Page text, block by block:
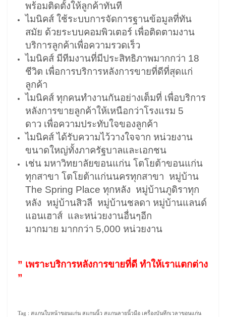
พร้อมติดตั้งให้ลูกค้าทันที
ไมนิคส์ ใช้ระบบการจัดการฐานข้อมูลที่ทัน
สมัย ด้วยระบบคอมพิวเตอร์ เพื่อติดตามงาน
บริการลูกค้าเพื่อความรวดเร็ว
ไมนิคส์ มีทีมงานที่มีประสิทธิภาพมากกว่า 18
ชีวิต เพื่อการบริการหลังการขายที่ดีที่สุดแก่
ลูกค้า
ไมนิคส์ ทุกคนทำงานกันอย่างเต็มที่ เพื่อบริการ
หลังการขายลูกค้าให้เหนือกว่าโรงแรม 5
ดาว เพื่อความประทับใจของลูกค้า
ไมนิคส์ ได้รับความไว้วางใจจาก หน่วยงาน
ขนาดใหญ่ทั้งภาครัฐบาลและเอกชน
เช่น มหาวิทยาลัยขอนแก่น โตโยต้าขอนแก่น
ทุกสาขา โตโยต้าแก่นนครทุกสาขา หมู่บ้าน
The Spring Place ทุกหลัง หมู่บ้านภูดิราทุก
หลัง หมู่บ้านสิวลี หมู่บ้านชลดา หมู่บ้านแลนด์
แอนเฮาส์ และหน่วยงานอื่นๆอีก
มากมาย มากกว่า 5,000 หน่วยงาน
” เพราะบริการหลังการขายที่ดี ทำให้เราแตกต่าง
”
Tag : สแกนใบหน้าขอนแก่น สแกนนิ้ว สแกนลายนิ้วมือ เครื่องบันทึกเวลาขอนแก่น